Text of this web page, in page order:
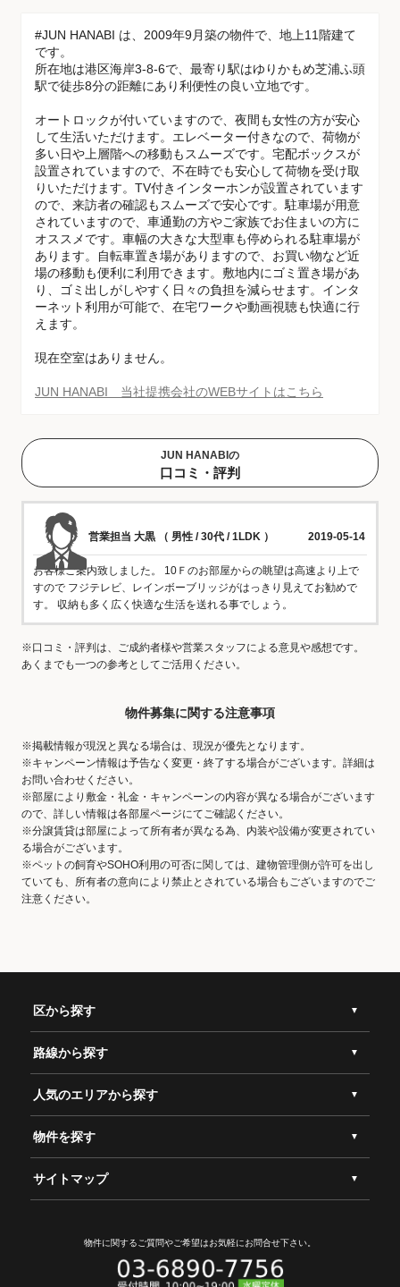
#JUN HANABI は、2009年9月築の物件で、地上11階建て
です。
所在地は港区海岸3-8-6で、最寄り駅はゆりかもめ芝浦ふ頭
駅で徒歩8分の距離にあり利便性の良い立地です。
オートロックが付いていますので、夜間も女性の方が安心
して生活いただけます。エレベーター付きなので、荷物が
多い日や上層階への移動もスムーズです。宅配ボックスが
設置されていますので、不在時でも安心して荷物を受け取
りいただけます。TV付きインターホンが設置されています
ので、来訪者の確認もスムーズで安心です。駐車場が用意
されていますので、車通勤の方やご家族でお住まいの方に
オススメです。車幅の大きな大型車も停められる駐車場が
あります。自転車置き場がありますので、お買い物など近
場の移動も便利に利用できます。敷地内にゴミ置き場があ
り、ゴミ出しがしやすく日々の負担を減らせます。インタ
ーネット利用が可能で、在宅ワークや動画視聴も快適に行
えます。
現在空室はありません。
JUN HANABI 当社提携会社のWEBサイトはこちら
JUN HANABIの
口コミ・評判
営業担当 大黒 （ 男性 / 30代 / 1LDK ） 2019-05-14
お客様ご案内致しました。 10Ｆのお部屋からの眺望は高速より上で
すので フジテレビ、レインボーブリッジがはっきり見えてお勧めで
す。 収納も多く広く快適な生活を送れる事でしょう。
※口コミ・評判は、ご成約者様や営業スタッフによる意見や感想です。
あくまでも一つの参考としてご活用ください。
物件募集に関する注意事項
※掲載情報が現況と異なる場合は、現況が優先となります。
※キャンペーン情報は予告なく変更・終了する場合がございます。詳細は
お問い合わせください。
※部屋により敷金・礼金・キャンペーンの内容が異なる場合がございます
ので、詳しい情報は各部屋ページにてご確認ください。
※分譲賃貸は部屋によって所有者が異なる為、内装や設備が変更されてい
る場合がございます。
※ペットの飼育やSOHO利用の可否に関しては、建物管理側が許可を出し
ていても、所有者の意向により禁止とされている場合もございますのでご
注意ください。
区から探す
路線から探す
人気のエリアから探す
物件を探す
サイトマップ
物件に関するご質問やご希望はお気軽にお問合せ下さい。